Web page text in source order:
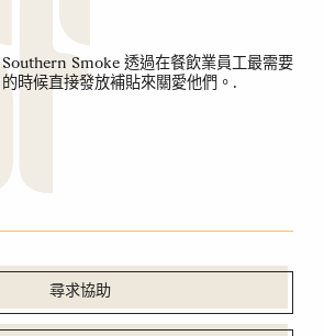
Southern Smoke 透過在餐飲業員工最需要
的時候直接發放補貼來關愛他們。.
尋求協助